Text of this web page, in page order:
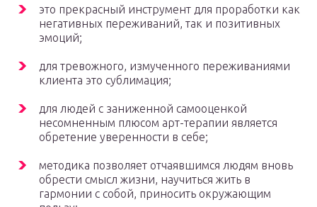
это прекрасный инструмент для проработки как
негативных переживаний, так и позитивных
эмоций;
для тревожного, измученного переживаниями
клиента это сублимация;
для людей с заниженной самооценкой
несомненным плюсом арт-терапии является
обретение уверенности в себе;
методика позволяет отчаявшимся людям вновь
обрести смысл жизни, научиться жить в
гармонии с собой, приносить окружающим